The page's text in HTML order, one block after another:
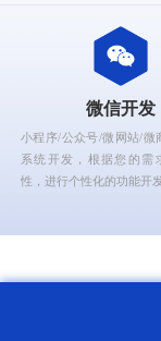
微信开发
小程序/公众号/微网站/微
系统开发，根据您的需
性，进行个性化的功能开发